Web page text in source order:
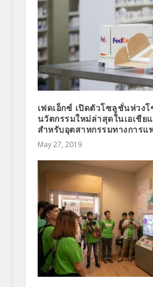
เฟดเอ็กซ์ เปิดตัวโซลูชั่นห่วง
นวัตกรรมใหม่ล่าสุดในเอเชีย
สำหรับอุตสาหกรรมทางการ
May 27, 2019